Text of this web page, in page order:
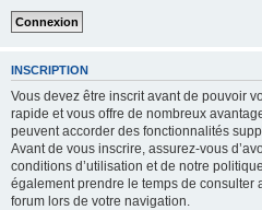
INSCRIPTION
Vous devez être inscrit avant de pouvoir
rapide et vous offre de nombreux
peuvent accorder des fonctionnalités
Avant de vous inscrire, assurez-vous
conditions d’utilisation et de notre
également prendre le temps de consulter
forum lors de votre navigation.